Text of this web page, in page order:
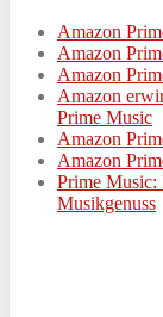
Amazon
Amazon
Amazon
Amazon
Prime Music
Amazon
Amazon
Prime
Musikgenuss